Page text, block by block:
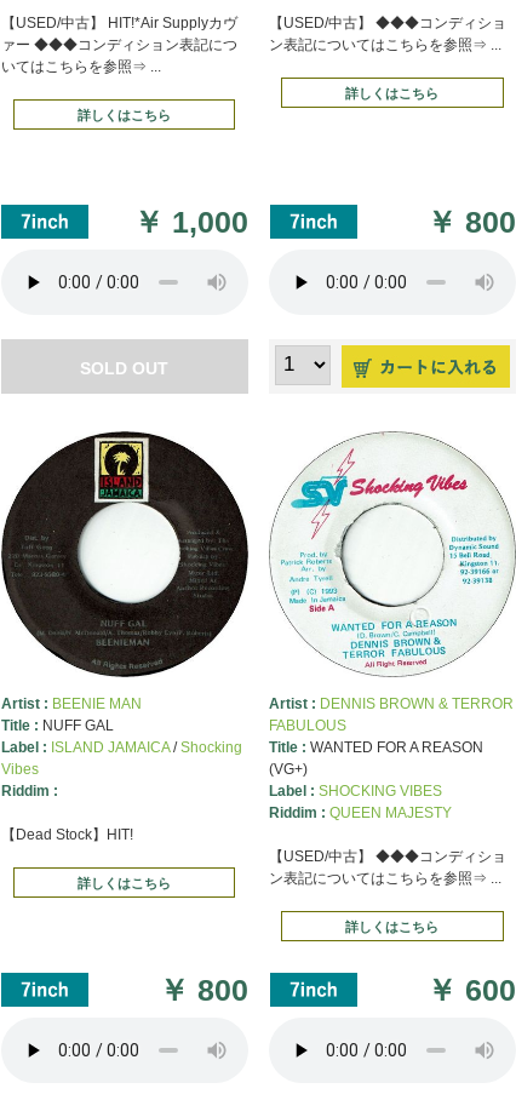
【USED/中古】 HIT!*Air Supplyカヴ
ァー ◆◆◆コンディション表記につ
いてはこちらを参照⇒ ...
詳しくはこちら
￥ 1,000
SOLD OUT
【USED/中古】 ◆◆◆コンディショ
ン表記についてはこちらを参照⇒ ...
詳しくはこちら
￥ 800
Artist : BEENIE MAN
Title : NUFF GAL
Label : ISLAND JAMAICA/Shocking
Vibes
Riddim :
【Dead Stock】HIT!
詳しくはこちら
￥ 800
Artist : DENNIS BROWN & TERROR
FABULOUS
Title : WANTED FOR A REASON
(VG+)
Label : SHOCKING VIBES
Riddim : QUEEN MAJESTY
【USED/中古】 ◆◆◆コンディショ
ン表記についてはこちらを参照⇒ ...
詳しくはこちら
￥ 600